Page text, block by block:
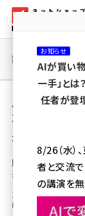
ン
yahoo
楽天
連載・特集 |
用語「ビザ・
事の一覧
全 3 記事中 1 ～
貯蓄が1000万円あ
通販を利用する」
1000万円以上の貯蓄
に関する調査を実施
お知らせ
AIが買い
一手」とは
任者が登
8/26（水）
者と交流
の講演を